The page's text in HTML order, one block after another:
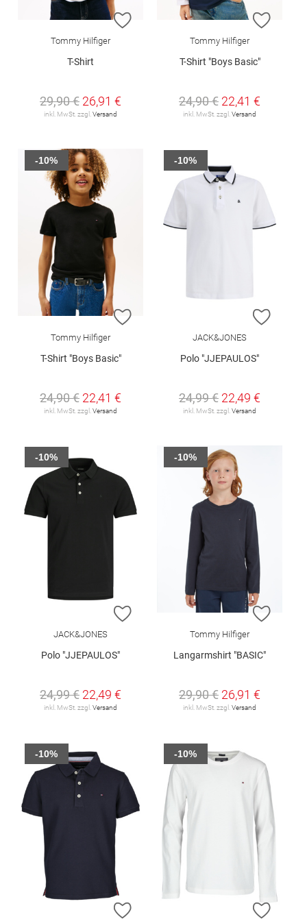
ZUR WUNSCHLISTE HINZUFÜGEN
Tommy Hilfiger
T-Shirt
29,90 € 26,91 €
inkl. MwSt. zzgl.Versand
ZUR
Tommy Hilfiger
T-Shirt "Boys Basic"
24,90 € 22,41 €
inkl. MwSt. zzgl.Versand
ZUR WUNSCHLISTE HINZUFÜGEN
Tommy Hilfiger
T-Shirt "Boys Basic"
24,90 € 22,41 €
inkl. MwSt. zzgl.Versand
-10%
ZUR
JACK&JONES
Polo "JJEPAULOS"
24,99 € 22,49 €
inkl. MwSt. zzgl.Versand
-10%
ZUR WUNSCHLISTE HINZUFÜGEN
JACK&JONES
Polo "JJEPAULOS"
24,99 € 22,49 €
inkl. MwSt. zzgl. Versand
-10%
ZUR
Tommy Hilfiger
Langarmshirt "BASIC"
29,90 € 26,91 €
inkl. MwSt. zzgl. Versand
-10%
ZUR WUNSCHLISTE HINZUFÜGEN
-10%
ZUR
-10%